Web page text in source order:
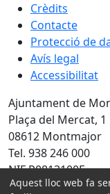
Crèdits
Contacte
Protecció de
Avís legal
Accessibilitat
Ajuntament de
Plaça del Mercat, 1
08612 Montmajor
Tel. 938 246 000
NIF P0813100E
Aquest lloc web fa